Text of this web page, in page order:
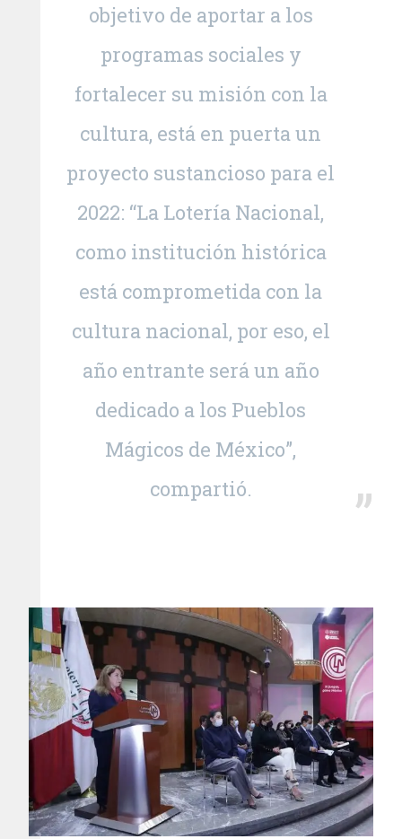
objetivo de aportar a los
programas sociales y
fortalecer su misión con la
cultura, está en puerta un
proyecto sustancioso para el
2022: “La Lotería Nacional,
como institución histórica
está comprometida con la
cultura nacional, por eso, el
año entrante será un año
dedicado a los Pueblos
Mágicos de México”,
compartió.